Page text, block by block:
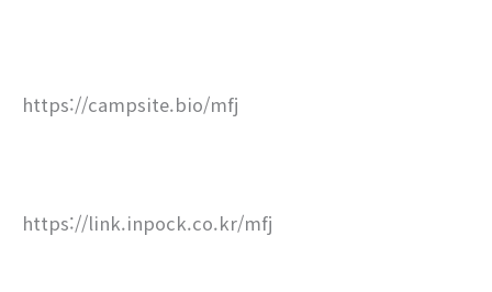
https://campsite.bio/mfj
https://link.inpock.co.kr/mfj